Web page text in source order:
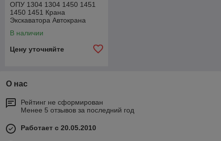
ОПУ 1304 1304 1450 1451
1450 1451 Крана
Экскаватора Автокрана
поворотное устройство
В наличии
Цену уточняйте
О нас
Рейтинг не сформирован
Менее 5 отзывов за последний год
Работает с 20.05.2010